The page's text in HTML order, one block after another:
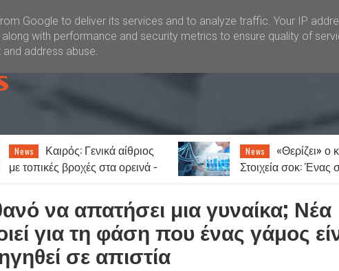
News
Καιρός: Γενικά αίθριος
με τοπικές βροχές στα ορεινά -
News
«Θερίζει» ο
Στοιχεία σοκ: Ένας
να απατήσει μια γυναίκα; Νέα
για τη φάση που ένας γάμος
σε απιστία
Google to deliver its services and to analyze traffic. Your IP
with performance and security metrics to ensure quality of
address abuse.